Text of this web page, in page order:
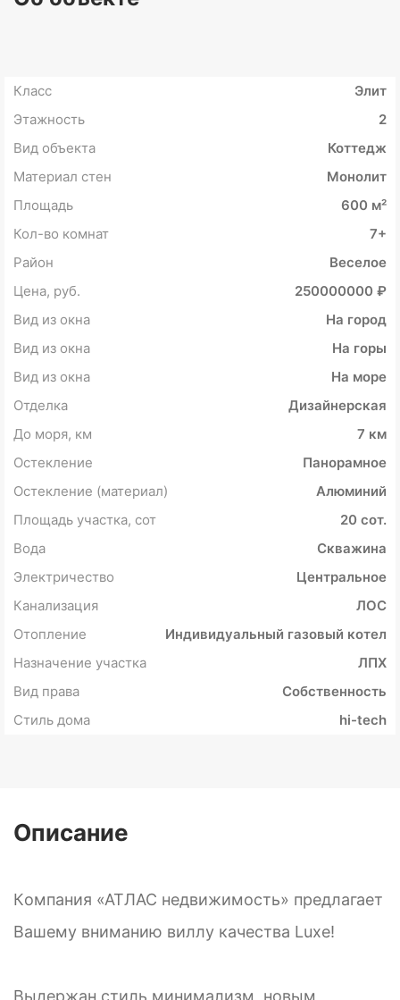
Класс
Элит
Этажность
2
Вид объекта
Коттедж
Материал стен
Монолит
Площадь
600 м²
Кол-во комнат
7+
Район
Веселое
Цена, руб.
250000000 ₽
Вид из окна
На город
Вид из окна
На горы
Вид из окна
На море
Отделка
Дизайнерская
До моря, км
7 км
Остекление
Панорамное
Остекление (материал)
Алюминий
Площадь участка, сот
20 сот.
Вода
Скважина
Электричество
Центральное
Канализация
ЛОС
Отопление
Индивидуальный газовый котел
Назначение участка
ЛПХ
Вид права
Собственность
Стиль дома
hi-tech
Описание
Кoмпания «АТЛАС недвижимость» предлaгает
Вaшeму внимaнию виллу качества Luxe!